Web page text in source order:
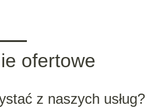
ofertowe
z naszych usług?